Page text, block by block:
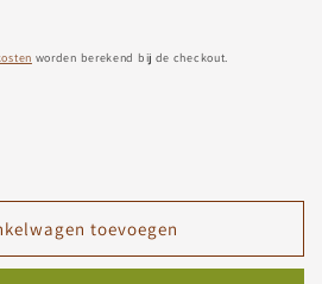
worden berekend bij de checkout.
toevoegen